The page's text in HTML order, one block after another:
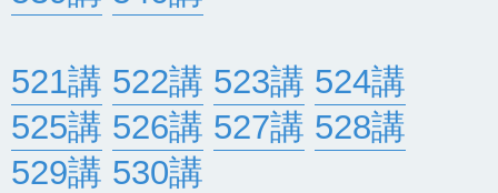
521講 522講 523講 524講
525講 526講 527講 528講
529講 530講